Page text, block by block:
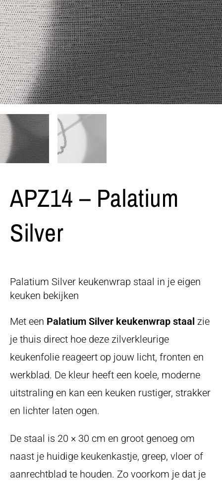
APZ14 – Palatium
Silver
Palatium Silver keukenwrap staal in je eigen
keuken bekijken
Met een Palatium Silver keukenwrap staal zie
je thuis direct hoe deze zilverkleurige
keukenfolie reageert op jouw licht, fronten en
werkblad. De kleur heeft een koele, moderne
uitstraling en kan een keuken rustiger, strakker
en lichter laten ogen.
De staal is 20 × 30 cm en groot genoeg om
naast je huidige keukenkastje, greep, vloer of
aanrechtblad te houden. Zo voorkom je dat je